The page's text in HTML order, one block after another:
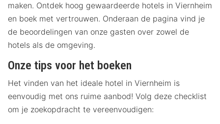
maken. Ontdek hoog gewaardeerde hotels in Viernheim
en boek met vertrouwen. Onderaan de pagina vind je
de beoordelingen van onze gasten over zowel de
hotels als de omgeving.
Onze tips voor het boeken
Het vinden van het ideale hotel in Viernheim is
eenvoudig met ons ruime aanbod! Volg deze checklist
om je zoekopdracht te vereenvoudigen: